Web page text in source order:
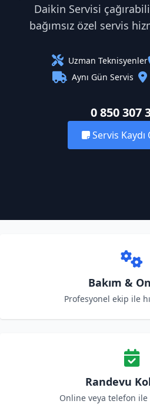
Daikin Servisi
bağımsız özel servis
Uzman Teknisyenler
Aynı Gün Servis
0 850 307
Servis
Bakım &
Profesyonel ekip ile
Randevu
Online veya telefon ile